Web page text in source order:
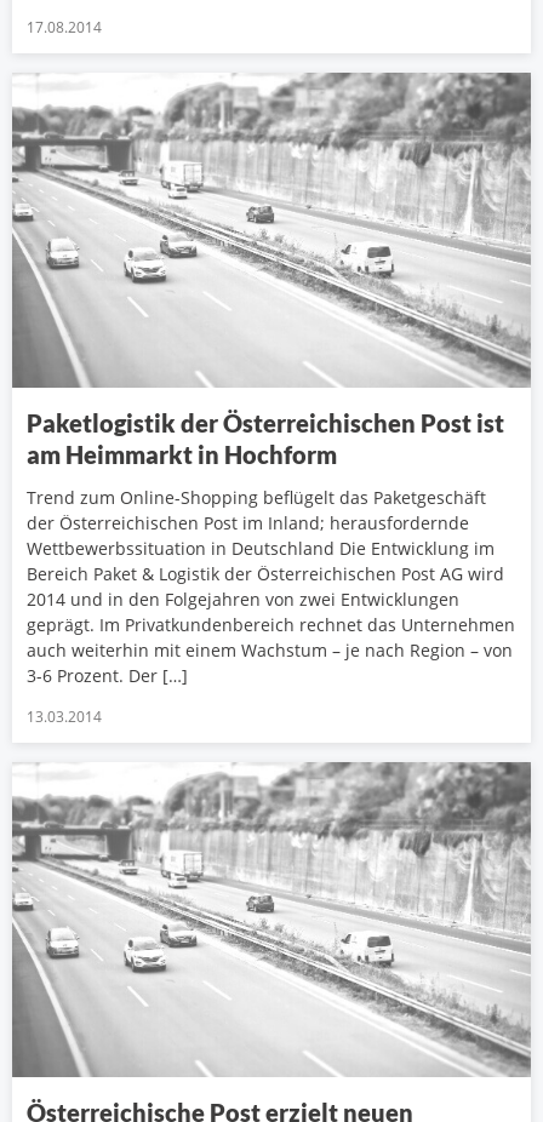
17.08.2014
Paketlogistik der Österreichischen Post ist
am Heimmarkt in Hochform
Trend zum Online-Shopping beflügelt das Paketgeschäft
der Österreichischen Post im Inland; herausfordernde
Wettbewerbssituation in Deutschland Die Entwicklung im
Bereich Paket & Logistik der Österreichischen Post AG wird
2014 und in den Folgejahren von zwei Entwicklungen
geprägt. Im Privatkundenbereich rechnet das Unternehmen
auch weiterhin mit einem Wachstum – je nach Region – von
3-6 Prozent. Der […]
13.03.2014
Österreichische Post erzielt neuen